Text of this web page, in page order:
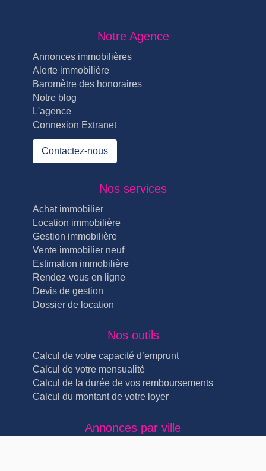
Notre Agence
Annonces immobilières
Alerte immobilière
Baromètre des honoraires
Notre blog
L'agence
Connexion Extranet
Contactez-nous
Nos services
Achat immobilier
Location immobilière
Gestion immobilière
Vente immobilier neuf
Estimation immobilière
Rendez-vous en ligne
Devis de gestion
Dossier de location
Nos outils
Calcul de votre capacité d’emprunt
Calcul de votre mensualité
Calcul de la durée de vos remboursements
Calcul du montant de votre loyer
Annonces par ville